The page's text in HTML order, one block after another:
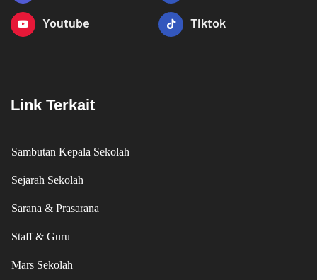
Youtube Tiktok
Link Terkait
Sambutan Kepala Sekolah
Sejarah Sekolah
Sarana & Prasarana
Staff & Guru
Mars Sekolah